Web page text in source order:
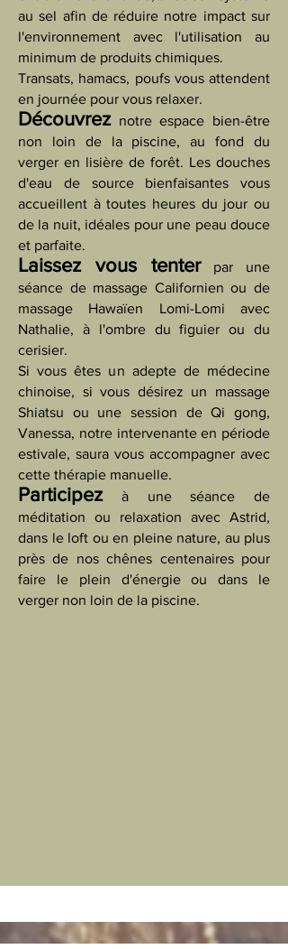
au sel afin de réduire notre impact sur
l'environnement avec l'utilisation au
minimum de produits chimiques.
Transats, hamacs, poufs vous attendent
en journée pour vous relaxer.
Découvreznotre espace bien-être
non loin de la piscine, au fond du
verger en lisière de forêt. Les douches
d'eau de source bienfaisantes vous
accueillent à toutes heures du jour ou
de la nuit, idéales pour une peau douce
et parfaite.
Laissez vous tenterpar une
séance de massage Californien ou de
massage Hawaïen Lomi-Lomi avec
Nathalie, à l'ombre du figuier ou du
cerisier.
Si vous êtes un adepte de médecine
chinoise, si vous désirez un massage
Shiatsu ou une session de Qi gong,
Vanessa, notre intervenante en période
estivale, saura vous accompagner avec
cette thérapie manuelle.
Participezà une séance de
méditation ou relaxation avec Astrid,
dans le loft ou en pleine nature, au plus
près de nos chênes centenaires pour
faire le plein d'énergie ou dans le
verger non loin de la piscine.